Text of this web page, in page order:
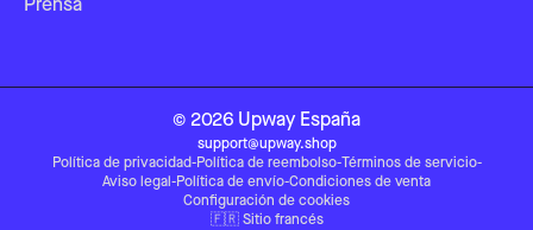
Prensa
© 2026 Upway España
support@upway.shop
Política de privacidad-Política de reembolso-Términos de servicio-
Aviso legal -Política de envío-Condiciones de venta
Configuración de cookies
🇫🇷 Sitio francés